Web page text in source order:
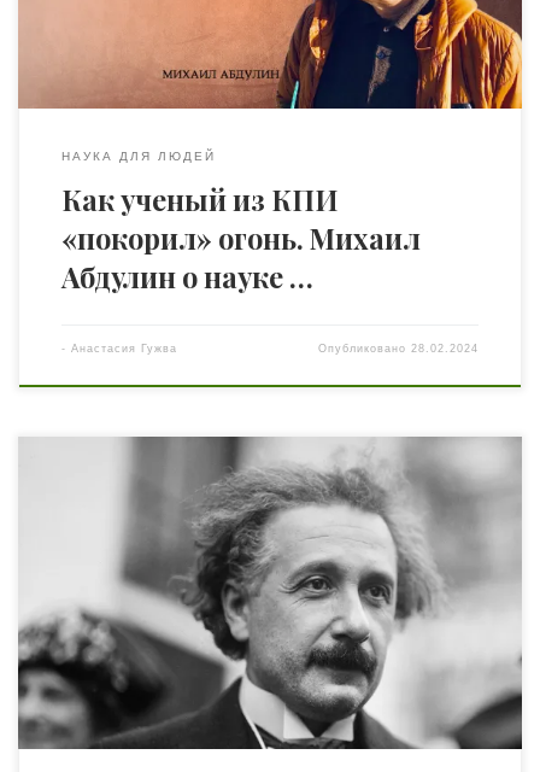
этом вспоминает со смехом и говорит, что он с огнем не
НАУКА ДЛЯ ЛЮДЕЙ
Как ученый из КПИ
«покорил» огонь. Михаил
Абдулин о науке …
- Анастасия Гужва Опубликовано 28.02.2024
Лицо Альберта Эйнштейна стало одним из самых
узнаваемых в мире, а его личность занимает в нашей
культуре такое исключительное положение, что
журнал Time даже назвал его «Человеком столетия». Так
и хочется сказать, что такое внимание к его персоне
заслуженно — что физик показывал великолепные
результаты и пожинал плоды своего труда, […]